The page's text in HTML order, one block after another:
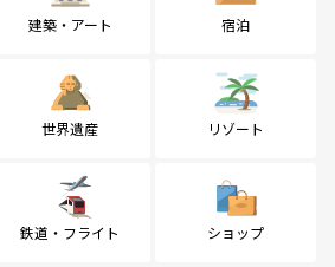
建築・アート 宿泊
世界遺産 リゾート
鉄道・フライト ショップ